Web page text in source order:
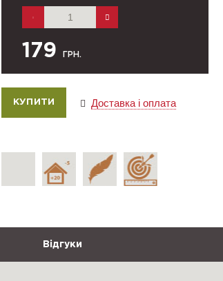
179 ГРН.
Доставка і оплата
Відгуки